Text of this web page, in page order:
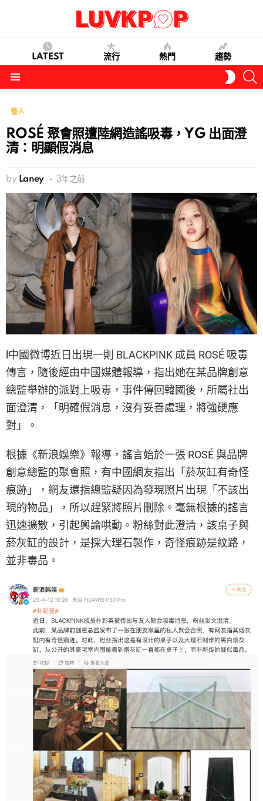
LATEST 流行 熱門 趨勢
SKIN
藝人
ROSÉ 聚會照遭陸網造謠吸毒，YG 出面澄
清：明顯假消息
by Laney 3年之前
l中國微博近日出現一則 BLACKPINK 成員 ROSÉ 吸毒
傳言，隨後經由中國媒體報導，指出她在某品牌創意
總監舉辦的派對上吸毒，事件傳回韓國後，所屬社出
面澄清，「明確假消息，沒有妥善處理，將強硬應
對」。
根據《新浪娛樂》報導，謠言始於一張 ROSÉ 與品牌
創意總監的聚會照，有中國網友指出「菸灰缸有奇怪
痕跡」，網友還指總監疑因為發現照片出現「不該出
現的物品」，所以趕緊將照片刪除。毫無根據的謠言
迅速擴散，引起輿論哄動。粉絲對此澄清，該桌子與
菸灰缸的設計，是採大理石製作，奇怪痕跡是紋路，
並非毒品。